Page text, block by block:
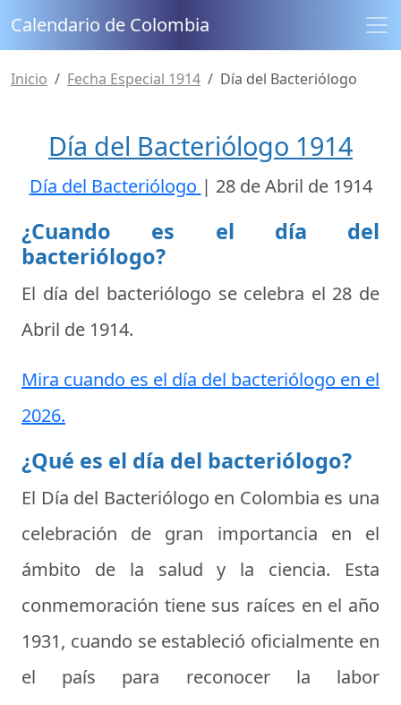
Calendario de Colombia
Inicio Fecha Especial 1914 Día del Bacteriólogo
Día del Bacteriólogo 1914
Día del Bacteriólogo | 28 de Abril de 1914
¿Cuando es el día del
bacteriólogo?
El día del bacteriólogo se celebra el 28 de
Abril de 1914.
Mira cuando es el día del bacteriólogo en el
2026.
¿Qué es el día del bacteriólogo?
El Día del Bacteriólogo en Colombia es una
celebración de gran importancia en el
ámbito de la salud y la ciencia. Esta
conmemoración tiene sus raíces en el año
1931, cuando se estableció oficialmente en
el país para reconocer la labor